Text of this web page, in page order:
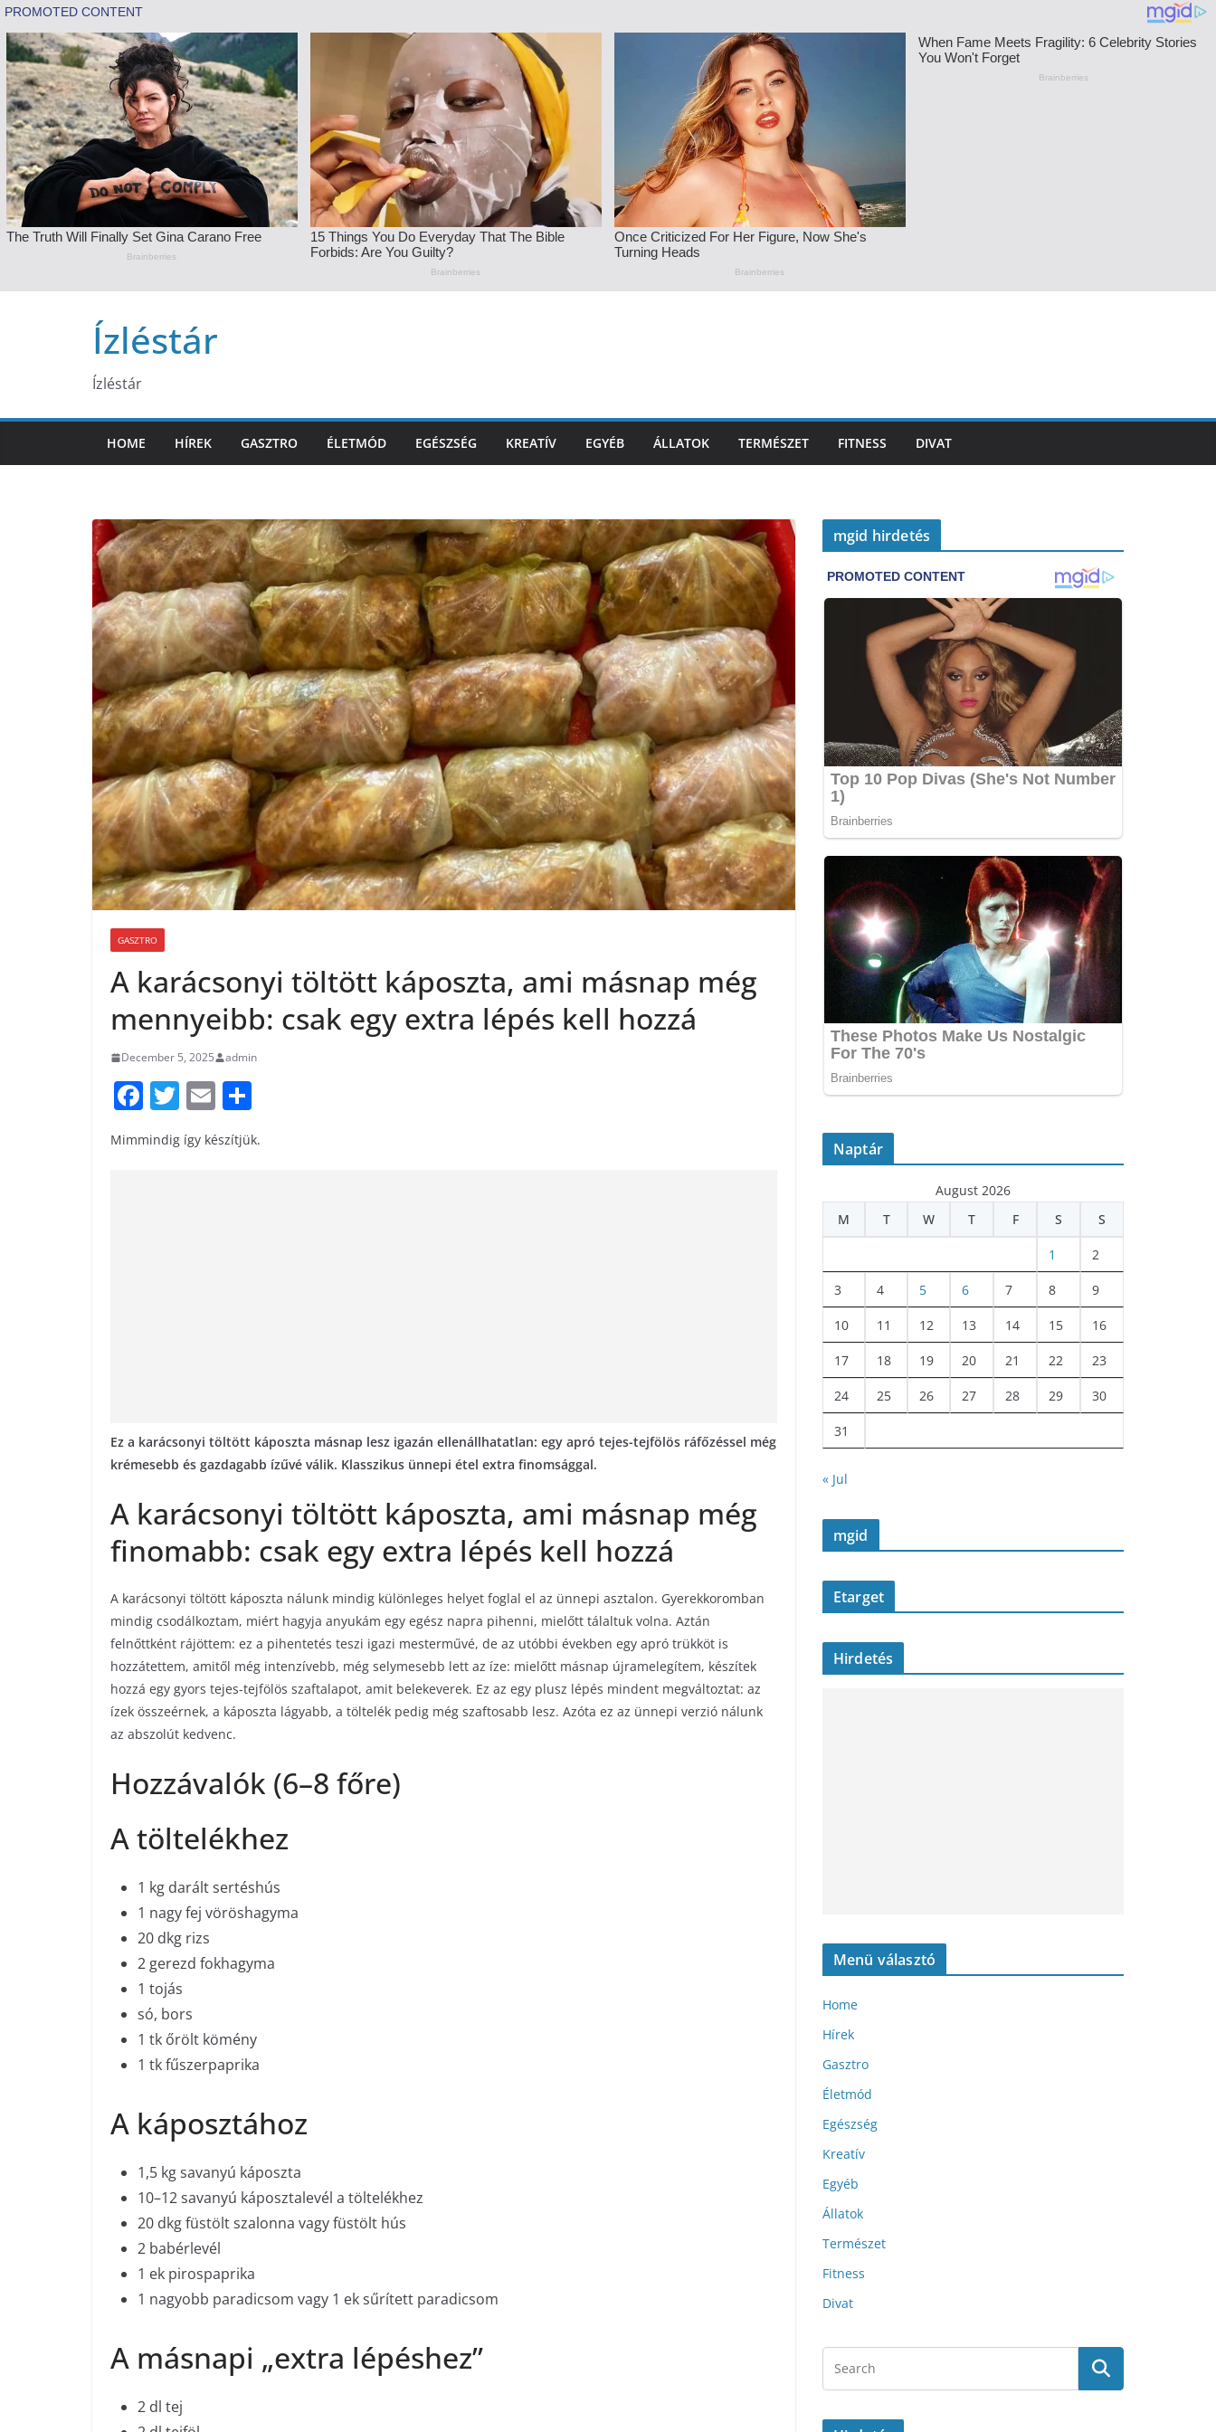
Ízléstár
Ízléstár
HOME HÍREK GASZTRO ÉLETMÓD EGÉSZSÉG KREATÍV EGYÉB ÁLLATOK TERMÉSZET FITNESS DIVAT
GASZTRO
A karácsonyi töltött káposzta, ami másnap még
mennyeibb: csak egy extra lépés kell hozzá
December 5, 2025 admin
F
a
c
T
w
itt
E
m
ai
h
ar
Mimmindig így készítjük.
Ez a karácsonyi töltött káposzta másnap lesz igazán ellenállhatatlan: egy apró tejes-tejfölös ráfőzéssel még
krémesebb és gazdagabb ízűvé válik. Klasszikus ünnepi étel extra finomsággal.
A karácsonyi töltött káposzta, ami másnap még
finomabb: csak egy extra lépés kell hozzá
A karácsonyi töltött káposzta nálunk mindig különleges helyet foglal el az ünnepi asztalon. Gyerekkoromban
mindig csodálkoztam, miért hagyja anyukám egy egész napra pihenni, mielőtt tálaltuk volna. Aztán
felnőttként rájöttem: ez a pihentetés teszi igazi mesterművé, de az utóbbi években egy apró trükköt is
hozzátettem, amitől még intenzívebb, még selymesebb lett az íze: mielőtt másnap újramelegítem, készítek
hozzá egy gyors tejes-tejfölös szaftalapot, amit belekeverek. Ez az egy plusz lépés mindent megváltoztat: az
ízek összeérnek, a káposzta lágyabb, a töltelék pedig még szaftosabb lesz. Azóta ez az ünnepi verzió nálunk
az abszolút kedvenc.
Hozzávalók (6–8 főre)
A töltelékhez
1 kg darált sertéshús
1 nagy fej vöröshagyma
20 dkg rizs
2 gerezd fokhagyma
1 tojás
só, bors
1 tk őrölt kömény
1 tk fűszerpaprika
A káposztához
1,5 kg savanyú káposzta
10–12 savanyú káposztalevél a töltelékhez
20 dkg füstölt szalonna vagy füstölt hús
2 babérlevél
1 ek pirospaprika
1 nagyobb paradicsom vagy 1 ek sűrített paradicsom
A másnapi „extra lépéshez”
2 dl tej
mgid hirdetés
Naptár
August 2026
M
T W T F S S
1 2
3 4 5 6 7 8 9
10 11 12 13 14 15 16
17 18 19 20 21 22 23
24 25 26 27 28 29 30
31
« Jul
mgid
Etarget
Hirdetés
Menü választó
Home
Hírek
Gasztro
Életmód
Egészség
Kreatív
Egyéb
Állatok
Természet
Fitness
Divat